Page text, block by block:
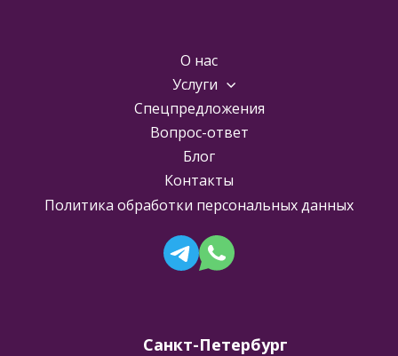
О нас
Услуги
Спецпредложения
Вопрос-ответ
Блог
Контакты
Политика обработки персональных данных
Санкт-Петербург